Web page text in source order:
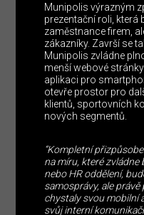
Munipolis výrazným
prezentační roli, která
zaměstnance firem,
zákazníky. Završí se
Munipolis zvládne
menší webové
aplikaci pro
otevře prostor pro
klientů, sportovních
nových segmentů.
“Kompletní
na míru, které
nebo HR oddělení,
samosprávy, ale
chystaly svou mobilní
svůj interní